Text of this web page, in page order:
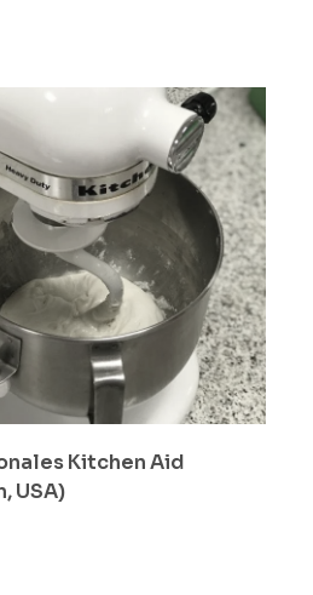
Kitchen Aid
USA)